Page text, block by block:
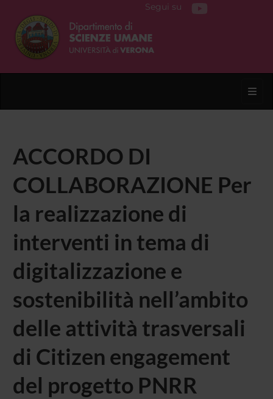
Segui su
ACCORDO DI
COLLABORAZIONE Per
la realizzazione di
interventi in tema di
digitalizzazione e
sostenibilità nell’ambito
delle attività trasversali
di Citizen engagement
del progetto PNRR